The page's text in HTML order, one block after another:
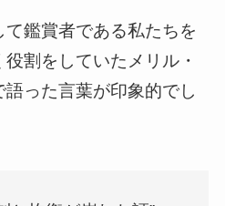
鑑賞者である私たちを
割をしていたメリル・
った言葉が印象的でし